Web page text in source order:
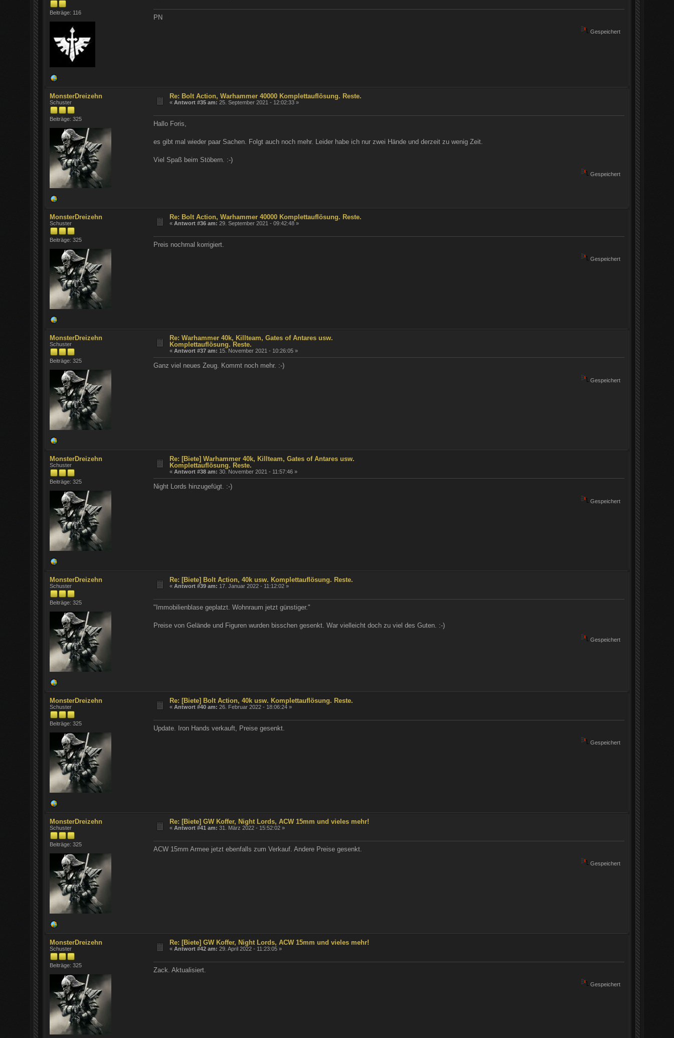
Beiträge: 116
PN
Gespeichert
MonsterDreizehn
Schuster
Beiträge: 325
Re: Bolt Action, Warhammer 40000 Komplettauflösung. Reste.
«Antwort #35 am: 25. September 2021 - 12:02:33 »
Hallo Foris,
es gibt mal wieder paar Sachen. Folgt auch noch mehr. Leider habe ich nur zwei Hände und derzeit zu wenig Zeit.
Viel Spaß beim Stöbern. :-)
Gespeichert
MonsterDreizehn
Schuster
Beiträge: 325
Re: Bolt Action, Warhammer 40000 Komplettauflösung. Reste.
«Antwort #36 am: 29. September 2021 - 09:42:48 »
Preis nochmal korrigiert.
Gespeichert
MonsterDreizehn
Schuster
Beiträge: 325
Re: Warhammer 40k, Killteam, Gates of Antares usw.
Komplettauflösung. Reste.
«Antwort #37 am: 15. November 2021 - 10:26:05 »
Ganz viel neues Zeug. Kommt noch mehr. :-)
Gespeichert
MonsterDreizehn
Schuster
Beiträge: 325
Re: [Biete] Warhammer 40k, Killteam, Gates of Antares usw.
Komplettauflösung. Reste.
«Antwort #38 am: 30. November 2021 - 11:57:46 »
Night Lords hinzugefügt. :-)
Gespeichert
MonsterDreizehn
Schuster
Beiträge: 325
Re: [Biete] Bolt Action, 40k usw. Komplettauflösung. Reste.
«Antwort #39 am: 17. Januar 2022 - 11:12:02 »
"Immobilienblase geplatzt. Wohnraum jetzt günstiger."
Preise von Gelände und Figuren wurden bisschen gesenkt. War vielleicht doch zu viel des Guten. :-)
Gespeichert
MonsterDreizehn
Schuster
Beiträge: 325
Re: [Biete] Bolt Action, 40k usw. Komplettauflösung. Reste.
«Antwort #40 am: 26. Februar 2022 - 18:06:24 »
Update. Iron Hands verkauft, Preise gesenkt.
Gespeichert
MonsterDreizehn
Schuster
Beiträge: 325
Re: [Biete] GW Koffer, Night Lords, ACW 15mm und vieles mehr!
«Antwort #41 am: 31. März 2022 - 15:52:02 »
ACW 15mm Armee jetzt ebenfalls zum Verkauf. Andere Preise gesenkt.
Gespeichert
MonsterDreizehn
Schuster
Beiträge: 325
Re: [Biete] GW Koffer, Night Lords, ACW 15mm und vieles mehr!
«Antwort #42 am: 29. April 2022 - 11:23:05 »
Zack. Aktualisiert.
Gespeichert